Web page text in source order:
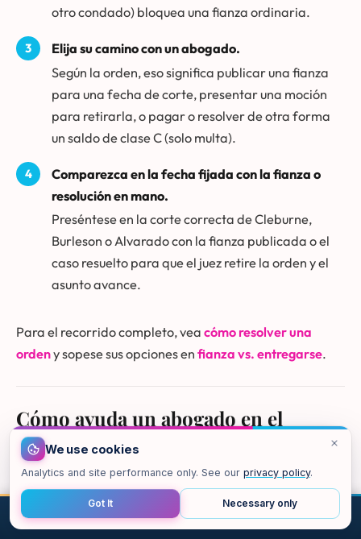
otro condado) bloquea una fianza ordinaria.
Elija su camino con un abogado.
Según la orden, eso significa publicar una fianza
para una fecha de corte, presentar una moción
para retirarla, o pagar o resolver de otra forma
un saldo de clase C (solo multa).
Comparezca en la fecha fijada con la fianza o
resolución en mano.
Preséntese en la corte correcta de Cleburne,
Burleson o Alvarado con la fianza publicada o el
caso resuelto para que el juez retire la orden y el
asunto avance.
Para el recorrido completo, vea cómo resolver una
ordeny sopese sus opciones en fianza vs. entregarse.
Cómo ayuda un abogado en el
Condado de Johnson
Un abogado de defensa puede confirmar la orden
discretamente, nombrar la corte emisora,
coordinar una fianza con entrega planeada donde
LLAMAR CORREO CHAT MAPA ARRIBA
We use cookies
Analytics and site performance only. See our privacy policy.
Got It Necessary only